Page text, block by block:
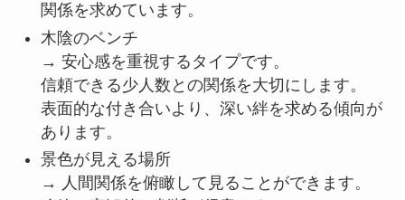
関係を求めています。
木陰のベンチ
→ 安心感を重視するタイプです。
信頼できる少人数との関係を大切にします。
表面的な付き合いより、深い絆を求める傾向が
あります。
景色が見える場所
→ 人間関係を俯瞰して見ることができます。